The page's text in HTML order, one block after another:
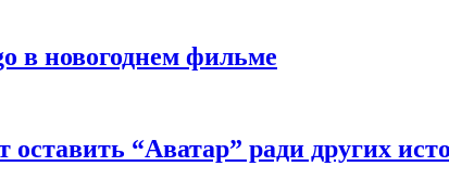
в новогоднем фильме
“Аватар” ради других